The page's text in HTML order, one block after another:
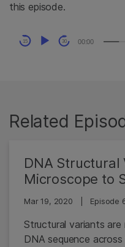
this episode.
Audio
Player
15 30 00:00
Related
DNA Structural
Microscope to
Mar 19, 2020 Episode
Structural variants are
DNA sequence across